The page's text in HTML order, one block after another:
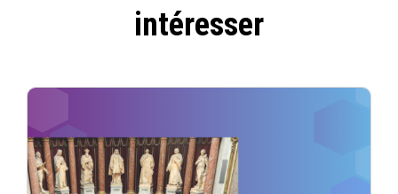
intéresser